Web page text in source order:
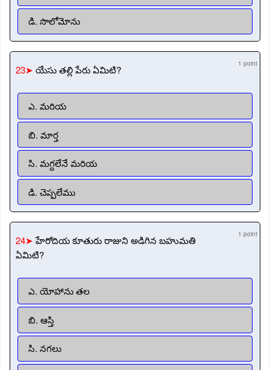
డి. సొలోమోను
23➤ యేసు తల్లి పేరు ఏమిటి? 1 point
ఎ. మరియ
బి. మార్త
సి. మగ్దలేనే మరియ
డి. చెప్పలేము
24➤హేరోదియ కూతురు రాజుని అడిగిన బహుమతి
ఏమిటి?
1 point
ఎ. యోహాను తల
బి. ఆస్తి
సి. నగలు